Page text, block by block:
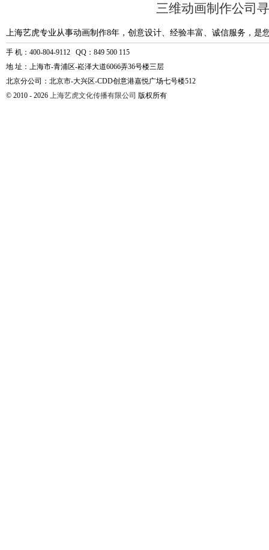
三维动画制作公司
上海艺虎专业从事动画制作8年，创意设计、经验丰富、诚信服务，是
手 机：400-804-9112 QQ：849 500 115
地 址：上海市-青浦区-崧泽大道6066弄36号楼三层
北京分公司：北京市-大兴区-CDD创意港嘉悦广场七号楼512
© 2010 - 2026 上海艺虎文化传播有限公司 版权所有